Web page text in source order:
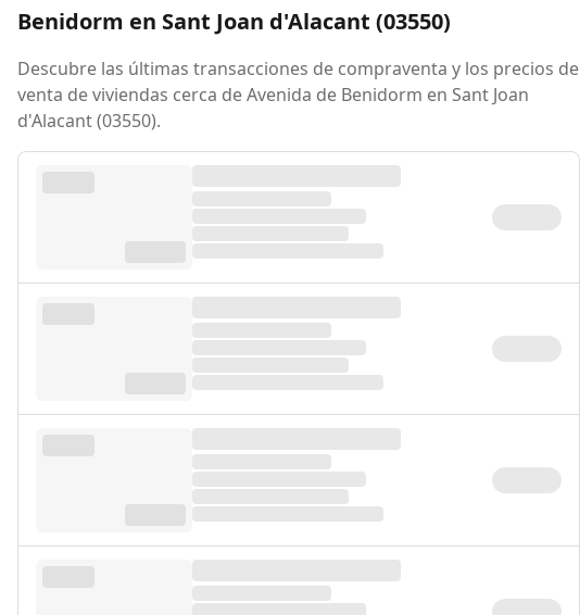
Benidorm en Sant Joan d'Alacant (03550)
Descubre las últimas transacciones de compraventa y los precios de
venta de viviendas cerca de Avenida de Benidorm en Sant Joan
d'Alacant (03550).